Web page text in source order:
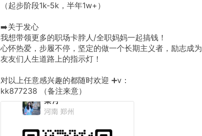
（起步阶段1k-5k，半年1w+）
➡️关于发心
我想带领更多的职场卡脖人/全职妈妈一起搞钱！
心怀热爱，步履不停，坚定的做一个长期主义者，励志成为
友友们人生道路上的指示灯！
对以上任意感兴趣的都随时欢迎 ➕v：
kk877238
（备注来意）